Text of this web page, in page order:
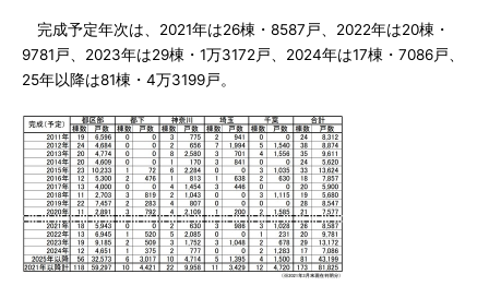
完成予定年次は、2021年は26棟・8587戸、2022年は20棟・
9781戸、2023年は29棟・1万3172戸、2024年は17棟・7086戸、
25年以降は81棟・4万3199戸。